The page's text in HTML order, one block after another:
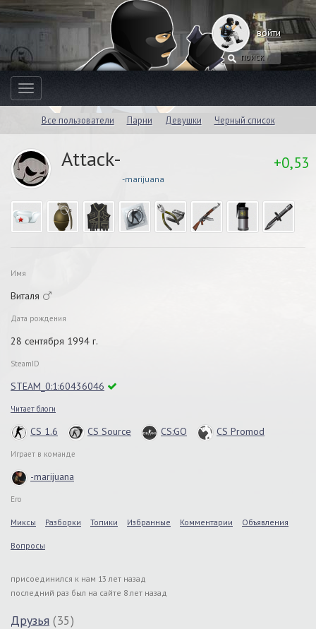
войти
Toggle
navigation
Все пользователи Парни Девушки Черный список
Attack-
-marijuana
+0,53
Имя
Виталя
Дата рождения
28 сентября 1994 г.
SteamID
STEAM_0:1:60436046
Читает блоги
CS 1.6 CS Source CS:GO CS Promod
Играет в команде
-marijuana
Его
Миксы Разборки Топики Избранные Комментарии Объявления
Вопросы
присоединился к нам 13 лет назад
последний раз был на сайте 8 лет назад
Друзья (35)